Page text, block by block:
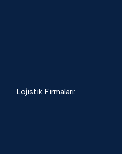
Lojistik Firmaları: